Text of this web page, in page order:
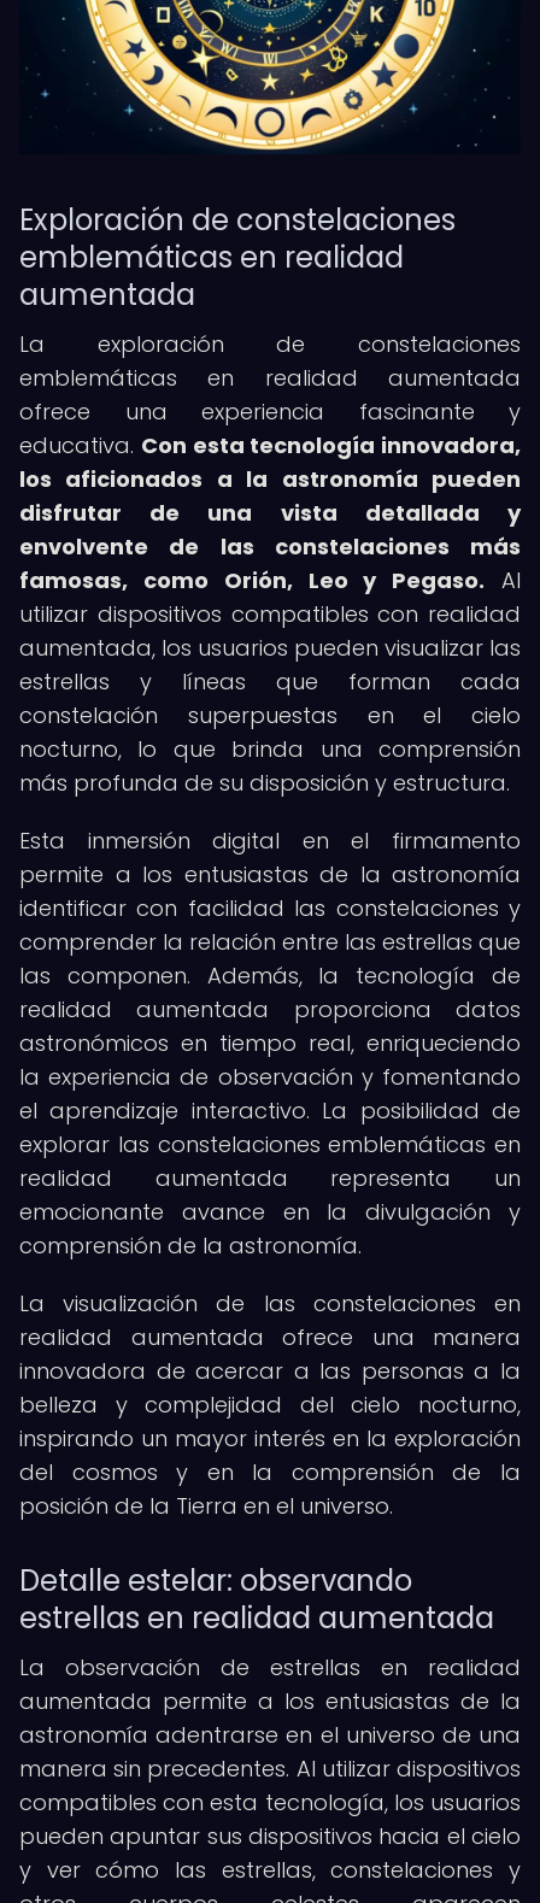
Exploración de constelaciones
emblemáticas en realidad
aumentada
La exploración de constelaciones
emblemáticas en realidad aumentada
ofrece una experiencia fascinante y
educativa. Con esta tecnología innovadora,
los aficionados a la astronomía pueden
disfrutar de una vista detallada y
envolvente de las constelaciones más
famosas, como Orión, Leo y Pegaso. Al
utilizar dispositivos compatibles con realidad
aumentada, los usuarios pueden visualizar las
estrellas y líneas que forman cada
constelación superpuestas en el cielo
nocturno, lo que brinda una comprensión
más profunda de su disposición y estructura.
Esta inmersión digital en el firmamento
permite a los entusiastas de la astronomía
identificar con facilidad las constelaciones y
comprender la relación entre las estrellas que
las componen. Además, la tecnología de
realidad aumentada proporciona datos
astronómicos en tiempo real, enriqueciendo
la experiencia de observación y fomentando
el aprendizaje interactivo. La posibilidad de
explorar las constelaciones emblemáticas en
realidad aumentada representa un
emocionante avance en la divulgación y
comprensión de la astronomía.
La visualización de las constelaciones en
realidad aumentada ofrece una manera
innovadora de acercar a las personas a la
belleza y complejidad del cielo nocturno,
inspirando un mayor interés en la exploración
del cosmos y en la comprensión de la
posición de la Tierra en el universo.
Detalle estelar: observando
estrellas en realidad aumentada
La observación de estrellas en realidad
aumentada permite a los entusiastas de la
astronomía adentrarse en el universo de una
manera sin precedentes. Al utilizar dispositivos
compatibles con esta tecnología, los usuarios
pueden apuntar sus dispositivos hacia el cielo
y ver cómo las estrellas, constelaciones y